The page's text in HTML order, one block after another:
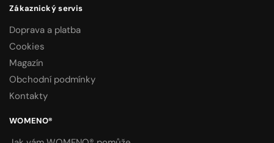
Zákaznický servis
Doprava a platba
Cookies
Magazín
Obchodní podmínky
Kontakty
WOMENO®